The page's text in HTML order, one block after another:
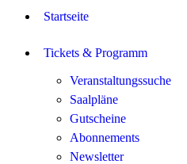
Startseite
Tickets & Programm
Veranstaltungssuche
Saalpläne
Gutscheine
Abonnements
Newsletter